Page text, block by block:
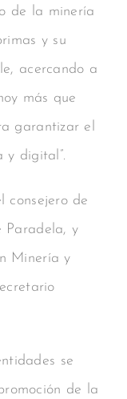
de la minería
y su
acercando a
más que
garantizar el
y digital”.
consejero de
Paradela, y
Minería y
se
de la